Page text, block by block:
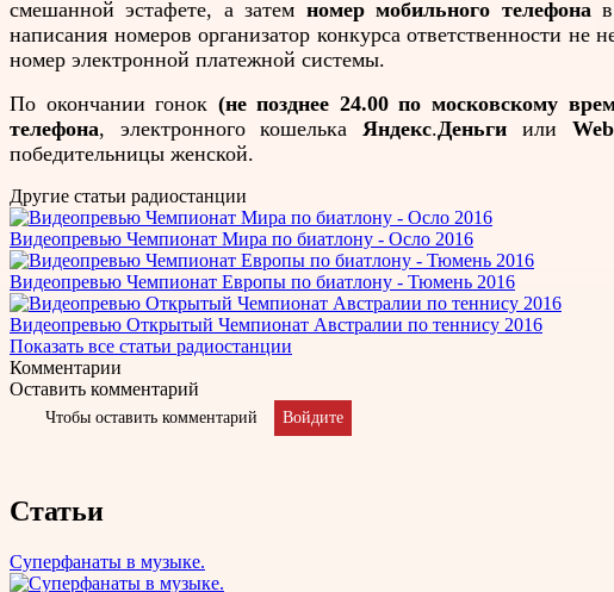
смешанной эстафете, а затем номер мобильного телефона
написания номеров организатор конкурса ответственности
номер электронной платежной системы.
По окончании гонок (не позднее 24.00 по московскому
телефона, электронного кошелька Яндекс.Деньги или
победительницы женской.
Другие статьи радиостанции
Видеопревью Чемпионат Мира по биатлону - Осло 2016
Видеопревью Чемпионат Европы по биатлону - Тюмень 2016
Видеопревью Открытый Чемпионат Австралии по теннису 2016
Показать все статьи радиостанции
Комментарии
Оставить комментарий
Чтобы оставить комментарий Войдите
Статьи
Суперфанаты в музыке.